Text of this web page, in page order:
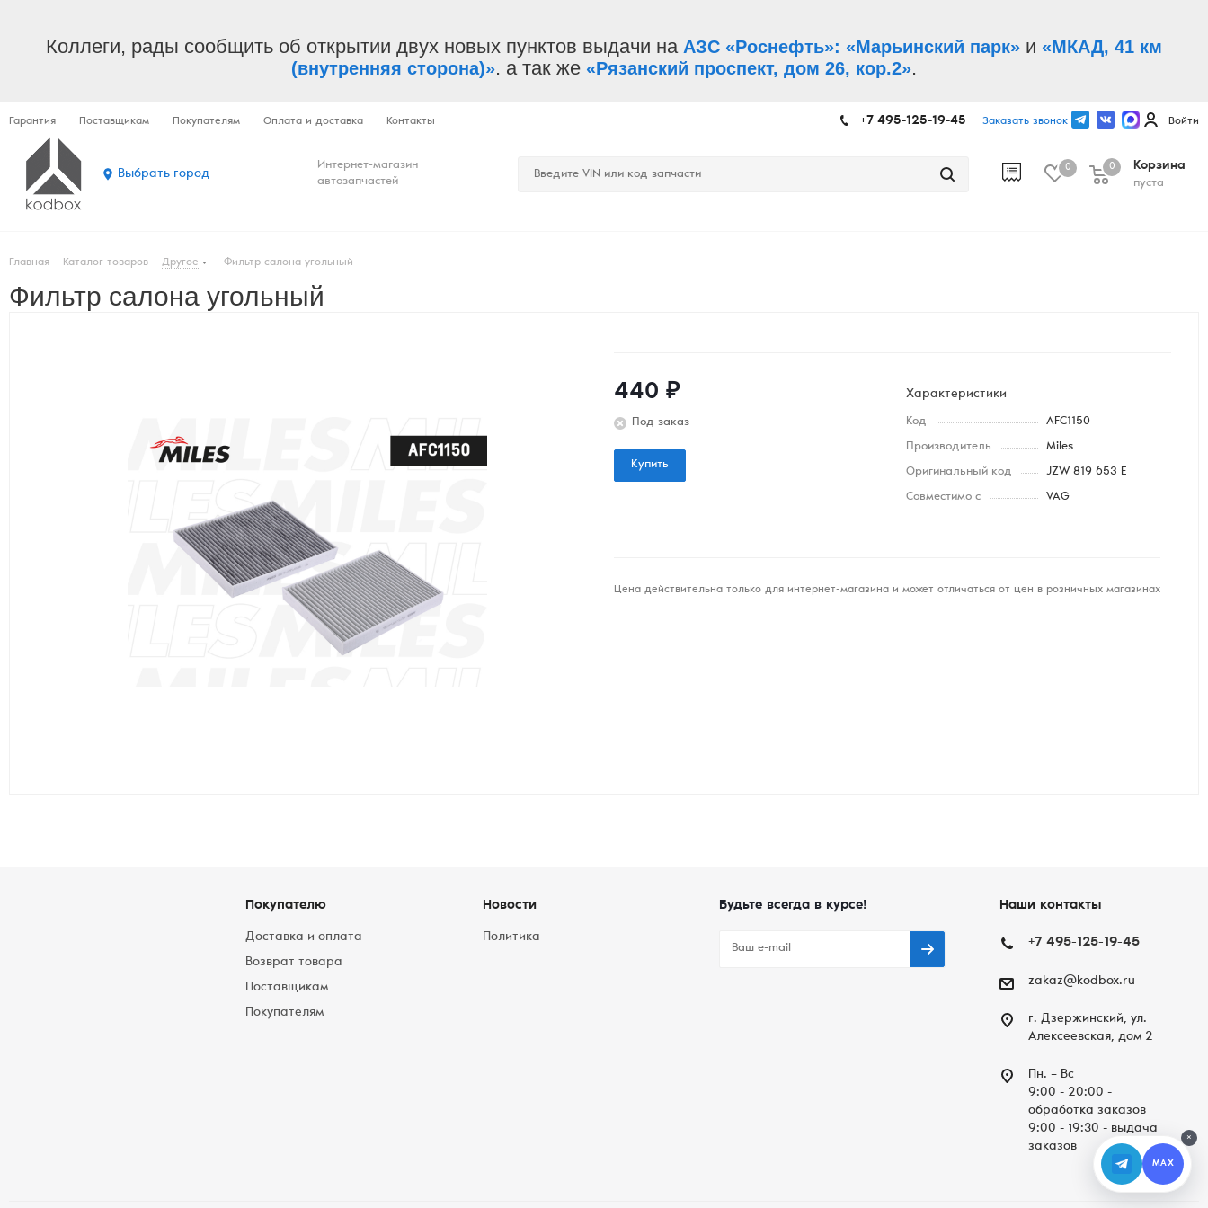
Коллеги, рады сообщить об открытии двух новых пунктов выдачи на АЗС «Роснефть»: «Марьинский парк» и «МКАД, 41 км
(внутренняя сторона)». а так же «Рязанский проспект, дом 26, кор.2».
Гарантия Поставщикам Покупателям Оплата и доставка Контакты +7 495-125-19-45 Заказать звонок Войти
Выбрать город
Интернет-магазин
автозапчастей
0
Корзина
пуста
0
Главная - Каталог товаров - Другое - Фильтр салона угольный
Фильтр салона угольный
440 ₽
Под заказ
Купить
Характеристики
Код AFC1150
Производитель Miles
Оригинальный код JZW 819 653 E
Совместимо с VAG
Цена действительна только для интернет-магазина и может отличаться от цен в розничных магазинах
Покупателю
Доставка и оплата
Возврат товара
Поставщикам
Покупателям
Новости
Политика
Будьте всегда в курсе! Наши контакты
+7 495-125-19-45
zakaz@kodbox.ru
г. Дзержинский, ул.
Алексеевская, дом 2
Пн. – Вc
9:00 - 20:00 -
обработка заказов
9:00 - 19:30 - выдача
заказов
×
MAX